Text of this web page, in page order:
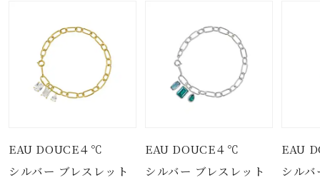
EAU DOUCE４℃
シルバー ブレスレット
EAU DOUCE４℃
シルバー ブレスレット
EAU
シル